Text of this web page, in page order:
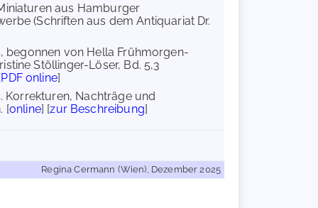
aus Hamburger
(Schriften aus dem Antiquariat Dr.
begonnen von Hella Frühmorgen-
Stöllinger-Löser, Bd. 5,3
PDF online]
Korrekturen, Nachträge und
[online] [zur Beschreibung]
Regina Cermann (Wien), Dezember 2025